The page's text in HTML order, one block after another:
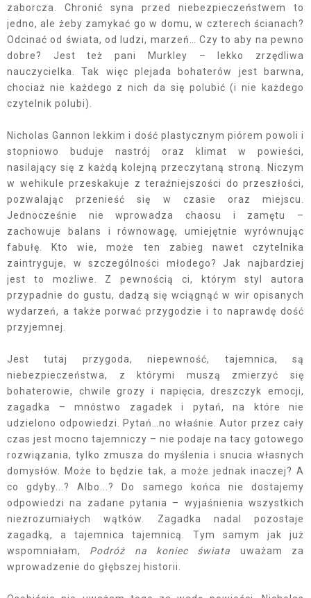
zaborcza. Chronić syna przed niebezpieczeństwem to
jedno, ale żeby zamykać go w domu, w czterech ścianach?
Odcinać od świata, od ludzi, marzeń… Czy to aby na pewno
dobre? Jest też pani Murkley – lekko zrzędliwa
nauczycielka. Tak więc plejada bohaterów jest barwna,
chociaż nie każdego z nich da się polubić (i nie każdego
czytelnik polubi).
Nicholas Gannon lekkim i dość plastycznym piórem powoli i
stopniowo buduje nastrój oraz klimat w powieści,
nasilający się z każdą kolejną przeczytaną stroną. Niczym
w wehikule przeskakuje z teraźniejszości do przeszłości,
pozwalając przenieść się w czasie oraz miejscu.
Jednocześnie nie wprowadza chaosu i zamętu –
zachowuje balans i równowagę, umiejętnie wyrównując
fabułę. Kto wie, może ten zabieg nawet czytelnika
zaintryguje, w szczególności młodego? Jak najbardziej
jest to możliwe. Z pewnością ci, którym styl autora
przypadnie do gustu, dadzą się wciągnąć w wir opisanych
wydarzeń, a także porwać przygodzie i to naprawdę dość
przyjemnej.
Jest tutaj przygoda, niepewność, tajemnica, są
niebezpieczeństwa, z którymi muszą zmierzyć się
bohaterowie, chwile grozy i napięcia, dreszczyk emocji,
zagadka – mnóstwo zagadek i pytań, na które nie
udzielono odpowiedzi. Pytań…no właśnie. Autor przez cały
czas jest mocno tajemniczy – nie podaje na tacy gotowego
rozwiązania, tylko zmusza do myślenia i snucia własnych
domysłów. Może to będzie tak, a może jednak inaczej? A
co gdyby...? Albo...? Do samego końca nie dostajemy
odpowiedzi na zadane pytania – wyjaśnienia wszystkich
niezrozumiałych wątków. Zagadka nadal pozostaje
zagadką, a tajemnica tajemnicą. Tym samym jak już
wspomniałam, Podróż na koniec świata uważam za
wprowadzenie do głębszej historii.